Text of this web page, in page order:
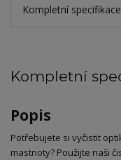
Kompletní specifikace
Kompletní
Popis
Potřebujete si vyčistit
mastnoty? Použijte naši